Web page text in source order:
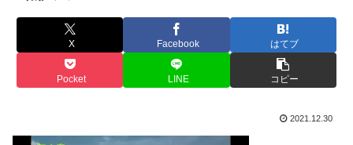
X Facebook はてブ
Pocket LINE コピー
2021.12.30